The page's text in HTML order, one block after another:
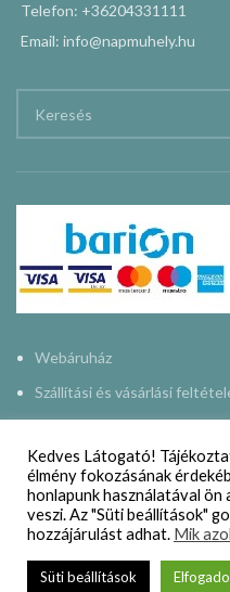
Telefon: +36204331111
Email: info@napmuhely.hu
Webáruház
Szállítási és vásárlási
Impresszum
Kapcsolat
Kedves Látogató!
élmény fokozásának
honlapunk használatával
veszi. Az "Süti beállítások"
hozzájárulást adhat. Mik
Süti beállítások